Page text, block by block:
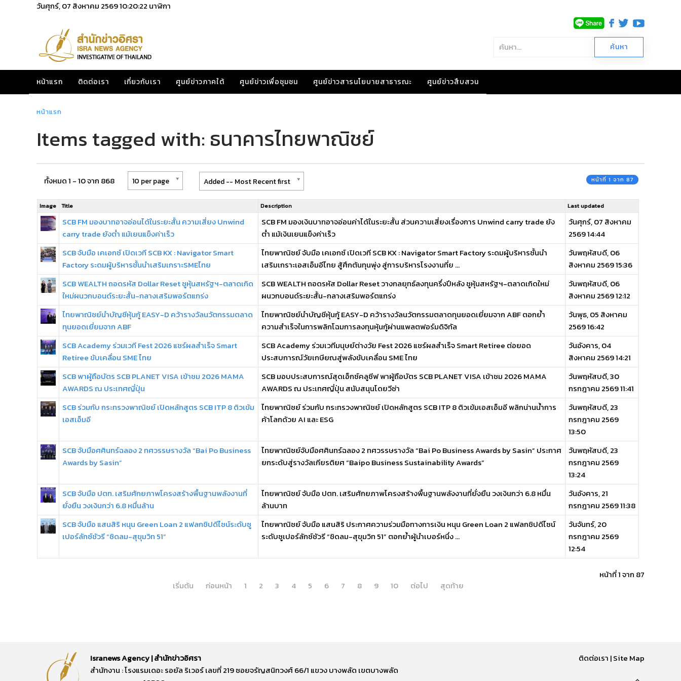
วันศุกร์, 07 สิงหาคม 256910:20:22 นาฬิกา
หน้าแรก ติดต่อเรา เกี่ยวกับเรา ศูนย์ข่าวภาคใต้ ศูนย์ข่าวเพื่อชุมชน ศูนย์ข่าวสารนโยบายสาธารณะ ศูนย์ข่าวสืบสวน
หน้าแรก
Items tagged with: ธนาคารไทยพาณิชย์
ทั้งหมด 1 - 10 จาก 868 10 per page Added -- Most Recent first หน้าที่ 1 จาก 87
Image Title Description Last updated
SCB FM มองบาทอาจอ่อนได้ในระยะสั้น ความเสี่ยง Unwind
carry trade ยังต่ำ แม้เยนแข็งค่าเร็ว
SCB FM มองเงินบาทอาจอ่อนค่าได้ในระยะสั้น ส่วนความเสี่ยงเรื่องการ Unwind carry trade ยัง
ต่ำ แม้เงินเยนแข็งค่าเร็ว
วันศุกร์, 07 สิงหาคม
2569 14:44
SCB จับมือ เคเอกซ์ เปิดเวที SCB KX : Navigator Smart
Factory ระดมผู้บริหารชั้นนำเสริมเกราะSMEไทย
ไทยพาณิชย์ จับมือ เคเอกซ์ เปิดเวที SCB KX : Navigator Smart Factory ระดมผู้บริหารชั้นนำ
เสริมเกราะเอสเอ็มอีไทย สู้ศึกต้นทุนพุ่ง สู่การบริหารโรงงานที่ย ...
วันพฤหัสบดี, 06
สิงหาคม 2569 15:36
SCB WEALTH ถอดรหัส Dollar Reset ชูหุ้นสหรัฐฯ-ตลาดเกิด
ใหม่ผนวกบอนด์ระยะสั้น-กลางเสริมพอร์ตแกร่ง
SCB WEALTH ถอดรหัส Dollar Reset วางกลยุทธ์ลงทุนครึ่งปีหลัง ชูหุ้นสหรัฐฯ-ตลาดเกิดใหม่
ผนวกบอนด์ระยะสั้น-กลางเสริมพอร์ตแกร่ง
วันพฤหัสบดี, 06
สิงหาคม 2569 12:12
ไทยพาณิชย์นำบัญชีหุ้นกู้ EASY-D คว้ารางวัลนวัตกรรมตลาด
ทุนยอดเยี่ยมจาก ABF
ไทยพาณิชย์นำบัญชีหุ้นกู้ EASY-D คว้ารางวัลนวัตกรรมตลาดทุนยอดเยี่ยมจาก ABF ตอกย้ำ
ความสำเร็จในการพลิกโฉมการลงทุนหุ้นกู้ผ่านแพลตฟอร์มดิจิทัล
วันพุธ, 05 สิงหาคม
2569 16:42
SCB Academy ร่วมเวที Fest 2026 แชร์ผลสำเร็จ Smart
Retiree ขับเคลื่อน SME ไทย
SCB Academy ร่วมเวทีมนุษย์ต่างวัย Fest 2026 แชร์ผลสำเร็จ Smart Retiree ต่อยอด
ประสบการณ์วัยเกษียณสู่พลังขับเคลื่อน SME ไทย
วันอังคาร, 04
สิงหาคม 2569 14:21
SCB พาผู้ถือบัตร SCB PLANET VISA เข้าชม 2026 MAMA
AWARDS ณ ประเทศญี่ปุ่น
SCB มอบประสบการณ์สุดเอ็กซ์คลูซีฟ พาผู้ถือบัตร SCB PLANET VISA เข้าชม 2026 MAMA
AWARDS ณ ประเทศญี่ปุ่น สนับสนุนโดยวีซ่า
วันพฤหัสบดี, 30
กรกฎาคม 2569 11:41
SCB ร่วมกับ กระทรวงพาณิชย์ เปิดหลักสูตร SCB ITP 8 ติวเข้ม
เอสเอ็มอี
ไทยพาณิชย์ ร่วมกับ กระทรวงพาณิชย์ เปิดหลักสูตร SCB ITP 8 ติวเข้มเอสเอ็มอี พลิกน่านน้ำการ
ค้าโลกด้วย AI และ ESG
วันพฤหัสบดี, 23
กรกฎาคม 2569
13:50
SCB จับมือศศินทร์ฉลอง 2 ทศวรรษรางวัล “Bai Po Business
Awards by Sasin”
ไทยพาณิชย์จับมือศศินทร์ฉลอง 2 ทศวรรษรางวัล “Bai Po Business Awards by Sasin” ประกาศ
ยกระดับสู่รางวัลเกียรติยศ “Baipo Business Sustainability Awards”
วันพฤหัสบดี, 23
กรกฎาคม 2569
13:24
SCB จับมือ ปตท. เสริมศักยภาพโครงสร้างพื้นฐานพลังงานที่
ยั่งยืน วงเงินกว่า 6.8 หมื่นล้าน
ไทยพาณิชย์ จับมือ ปตท. เสริมศักยภาพโครงสร้างพื้นฐานพลังงานที่ยั่งยืน วงเงินกว่า 6.8 หมื่น
ล้านบาท
วันอังคาร, 21
กรกฎาคม 2569 11:38
SCB จับมือ แสนสิริ หนุน Green Loan 2 แฟลกชิปดีไซน์ระดับซู
เปอร์ลักซ์ชัวรี “ชิดลม-สุขุมวิท 51”
ไทยพาณิชย์ จับมือ แสนสิริ ประกาศความร่วมมือทางการเงิน หนุน Green Loan 2 แฟลกชิปดีไซน์
ระดับซูเปอร์ลักซ์ชัวรี “ชิดลม-สุขุมวิท 51” ตอกย้ำผู้นำเบอร์หนึ่ง ...
วันจันทร์, 20
กรกฎาคม 2569
12:54
หน้าที่ 1 จาก 87
เริ่มต้น
ก่อนหน้า 1 2 3 4 5 6 7 8 9 10 ต่อไป สุดท้าย
Isranews Agency | สำนักข่าวอิศรา
สำนักงาน : โรงแรมเดอะ รอยัล ริเวอร์ เลขที่ 219 ซอยจรัญสนิทวงศ์ 66/1 แขวง บางพลัด เขตบางพลัด
ติดต่อเรา |Site Map